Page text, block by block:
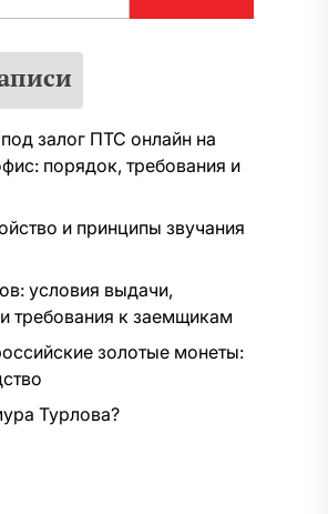
залог ПТС онлайн на
порядок, требования и
и принципы звучания
условия выдачи,
требования к заемщикам
золотые монеты:
Турлова?